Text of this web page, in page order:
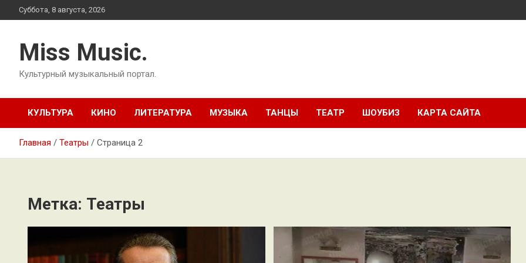
Перейти
к
Суббота, 8 августа, 2026
Miss Music.
Культурный музыкальный портал.
КУЛЬТУРА КИНО ЛИТЕРАТУРА МУЗЫКА ТАНЦЫ ТЕАТР ШОУБИЗ КАРТА САЙТА
Главная Театры Страница 2
Метка: Театры